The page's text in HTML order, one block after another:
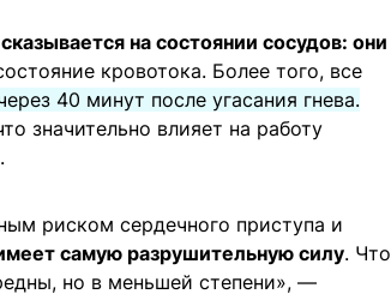
на состоянии сосудов: они
кровотока. Более того, все
40 минут после угасания гнева.
значительно влияет на работу
риском сердечного приступа и
самую разрушительную силу. Что
но в меньшей степени», —